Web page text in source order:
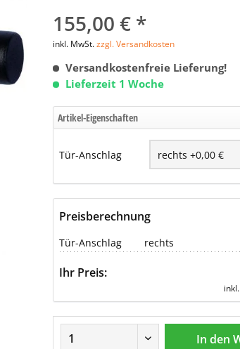
155,00 € *
inkl. MwSt.zzgl. Versandkosten
Versandkostenfreie Lieferung!
Lieferzeit 1 Woche
Artikel-Eigenschaften
Tür-Anschlag
Preisberechnung
Tür-Anschlag rechts
Ihr Preis:
In den